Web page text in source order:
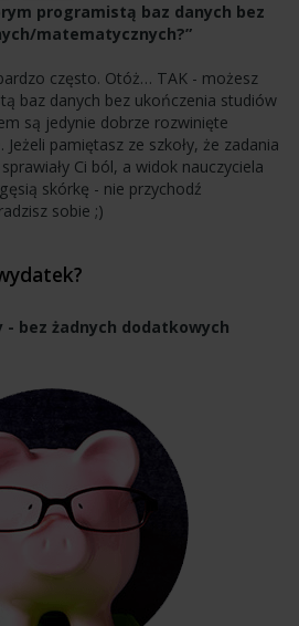
programistą baz danych bez
matematycznych?”
często. Otóż… TAK - możesz
baz danych bez ukończenia studiów
są jedynie dobrze rozwinięte
pamiętasz ze szkoły, że zadania
Ci ból, a widok nauczyciela
skórkę - nie przychodź
sobie ;)
- bez żadnych dodatkowych